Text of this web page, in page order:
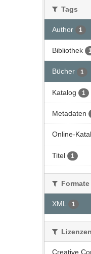
Tags
Author 1
Bibliothek
Bücher 1
Katalog 1
Metadaten
Online-
Titel 1
Formate
XML 1
Lizenzen
Creative